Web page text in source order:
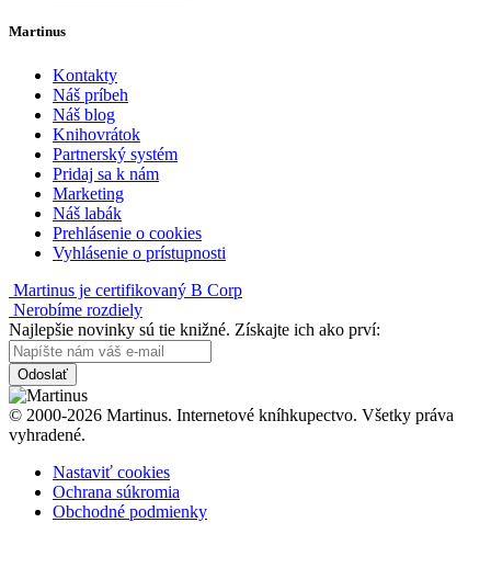
Martinus
Kontakty
Náš príbeh
Náš blog
Knihovrátok
Partnerský systém
Pridaj sa k nám
Marketing
Náš labák
Prehlásenie o cookies
Vyhlásenie o prístupnosti
Martinus je certifikovaný B Corp
Nerobíme rozdiely
Najlepšie novinky sú tie knižné. Získajte ich ako prví:
Odoslať
© 2000-2026 Martinus. Internetové kníhkupectvo. Všetky práva
vyhradené.
Nastaviť cookies
Ochrana súkromia
Obchodné podmienky